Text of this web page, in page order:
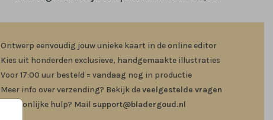
Ontwerp eenvoudig jouw unieke kaart in de online editor
Kies uit honderden exclusieve, handgemaakte illustraties
Voor 17:00 uur besteld = vandaag nog in productie
Meer info over verzending? Bekijk deveelgestelde vragen
Persoonlijke hulp? Mail support@bladergoud.nl